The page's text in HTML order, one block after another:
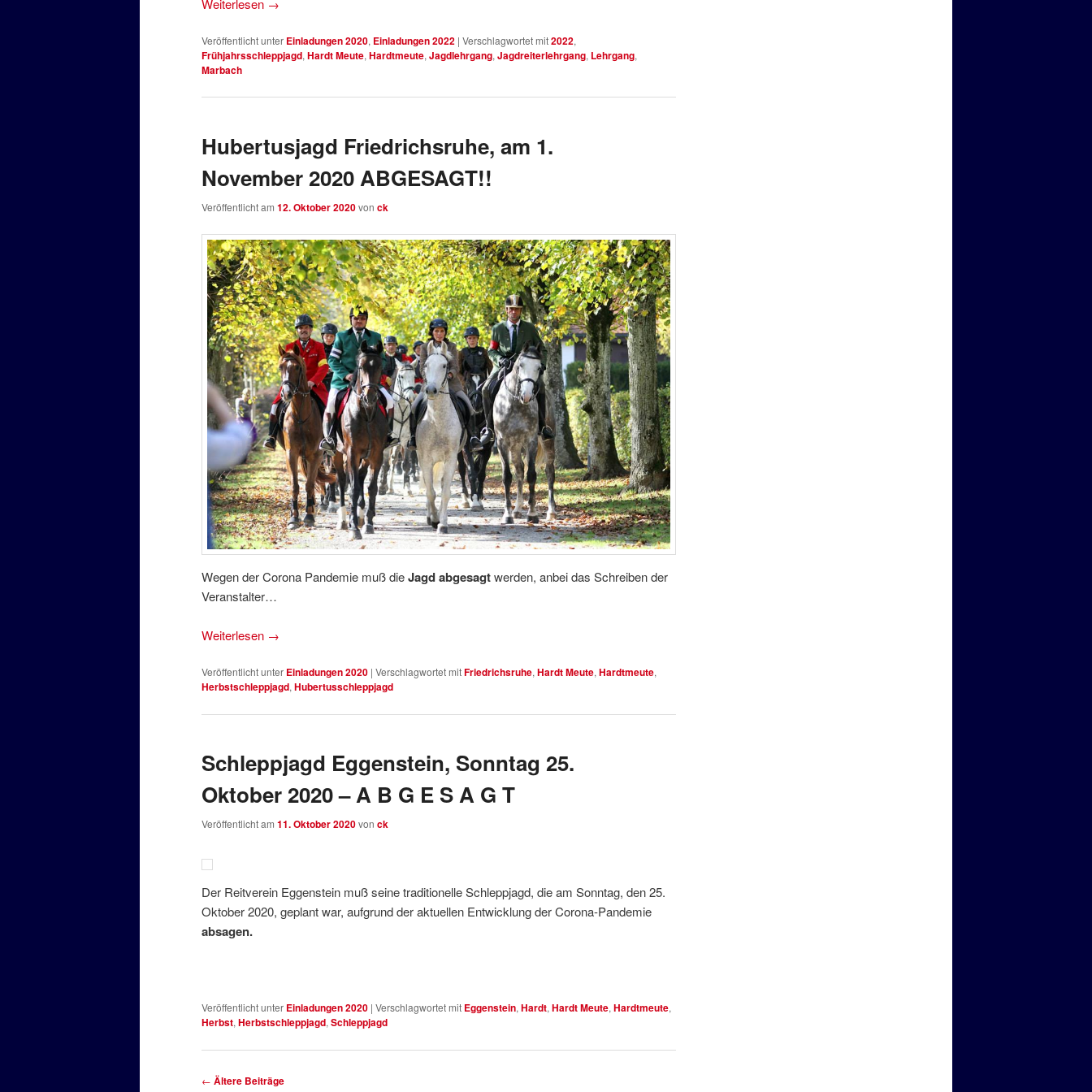
Veröffentlicht unter Einladungen 2020, Einladungen 2022 | Verschlagwortet mit2022,
Frühjahrsschleppjagd, Hardt Meute, Hardtmeute, Jagdlehrgang, Jagdreiterlehrgang, Lehrgang,
Marbach
Hubertusjagd Friedrichsruhe, am 1.
November 2020 ABGESAGT!!
Veröffentlicht am 12. Oktober 2020von ck
Wegen der Corona Pandemie muß dieJagd abgesagtwerden, anbei das Schreiben der
Veranstalter…
Weiterlesen →
Veröffentlicht unter Einladungen 2020 | Verschlagwortet mitFriedrichsruhe, Hardt Meute, Hardtmeute,
Herbstschleppjagd, Hubertusschleppjagd
Schleppjagd Eggenstein, Sonntag 25.
Oktober 2020 – A B G E S A G T
Veröffentlicht am 11. Oktober 2020von ck
Der Reitverein Eggenstein muß seine traditionelle Schleppjagd, die am Sonntag, den 25.
Oktober 2020, geplant war, aufgrund der aktuellen Entwicklung der Corona-Pandemie
absagen.
Veröffentlicht unter Einladungen 2020 | Verschlagwortet mit Eggenstein, Hardt, Hardt Meute, Hardtmeute,
Herbst, Herbstschleppjagd, Schleppjagd
Beitragsnavigation
← Ältere Beiträge